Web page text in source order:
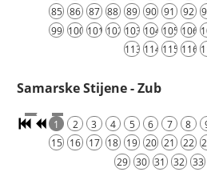
85
86 87 88 89 90 91 92
99 100 101 102 103 104 105 106
113 114 115 116
Samarske Stijene - Zub
1 2 3 4 5 6 7 8
15
16 17 18 19 20 21 22
29
30 31 32 33